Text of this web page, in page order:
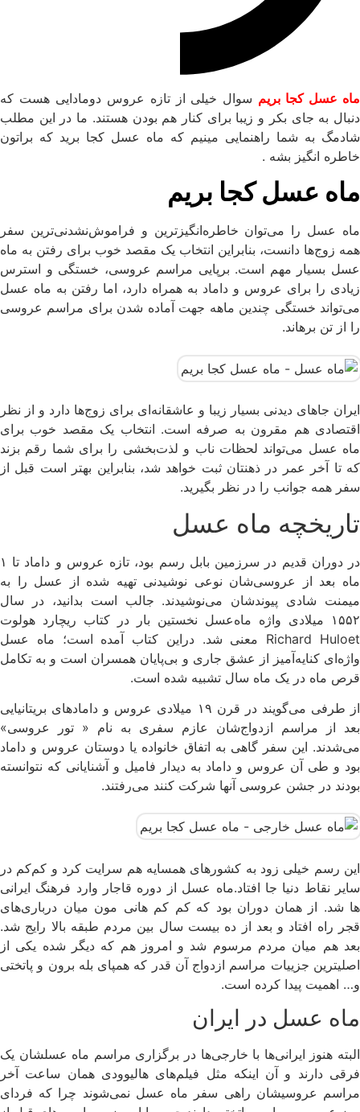
ماه عسل کجا بریم سوال خیلی از تازه عروس دومادایی هست که
دنبال به جای بکر و زیبا برای کنار هم بودن هستند. ما در این مطلب
شادمگ به شما راهنمایی مینیم که ماه عسل کجا برید که براتون
خاطره انگیز بشه .
ماه عسل کجا بریم
ماه عسل را می‌توان خاطره‌انگیزترین و فراموش‌نشدنی‌ترین سفر
همه زوج‌ها دانست، بنابراین انتخاب یک مقصد خوب برای رفتن به ماه
عسل بسیار مهم است. برپایی مراسم عروسی، خستگی و استرس
زیادی را برای عروس و داماد به همراه دارد، اما رفتن به ماه عسل
می‌تواند خستگی چندین ماهه جهت آماده شدن برای مراسم عروسی
را از تن برهاند.
ایران جاهای دیدنی بسیار زیبا و عاشقانه‌ای برای زوج‌ها دارد و از نظر
اقتصادی هم مقرون به صرفه است. انتخاب یک مقصد خوب برای
ماه عسل می‌تواند لحظات ناب و لذت‌بخشی را برای شما رقم بزند
که تا آخر عمر در ذهنتان ثبت خواهد شد، بنابراین بهتر است قبل از
سفر همه جوانب را در نظر بگیرید.
تاریخچه ماه عسل
در دوران قدیم در سرزمین بابل رسم بود، تازه عروس و داماد تا ۱
ماه بعد از عروسی‌شان نوعی نوشیدنی تهیه شده از عسل را به
میمنت شادی پیوندشان می‌نوشیدند. جالب است بدانید، در سال
۱۵۵۲ میلادی واژه ماه‌عسل نخستین بار در کتاب ریچارد هولوت
Richard Huloet معنی شد. دراین کتاب آمده است؛ ماه عسل
واژه‌ای کنایه‌آمیز از عشق جاری و بی‌پایان همسران است و به تکامل
قرص ماه در یک ماه سال تشبیه شده است.
از طرفی می‌گویند در قرن ۱۹ میلادی عروس و داماد‌های بریتانیایی
بعد از مراسم ازدواج‌شان عازم سفری به نام « تور عروسی»
می‌شدند. این سفر گاهی به اتفاق خانواده‌ یا دوستان عروس و داماد
بود و طی آن عروس و داماد به دیدار فامیل و آشنایانی که نتوانسته‌
بودند در جشن عروسی آنها شرکت کنند می‌رفتند.
این رسم خیلی زود به کشورهای همسایه هم سرایت کرد و کم‌کم در
سایر نقاط دنیا جا افتاد.ماه عسل از دوره قاجار وارد فرهنگ ایرانی
ها شد. از‌‌ همان دوران بود که کم کم هانی مون میان درباری‌های
قجر راه افتاد و بعد از ده بیست سال بین مردم طبقه بالا رایج شد.
بعد هم میان مردم مرسوم شد و امروز هم که دیگر شده یکی از
اصلیترین جزییات مراسم ازدواج آن قدر که همپای بله برون و پاتختی
و… اهمیت پیدا کرده است.
ماه عسل در ایران
البته هنوز ایرانی‌ها با خارجی‌ها در برگزاری مراسم ماه عسلشان یک
فرقی دارند و آن اینکه مثل فیلم‌های هالیوودی‌‌ همان ساعت آخر
مراسم عروسیشان راهی سفر ماه عسل نمی‌شوند چرا که فردای